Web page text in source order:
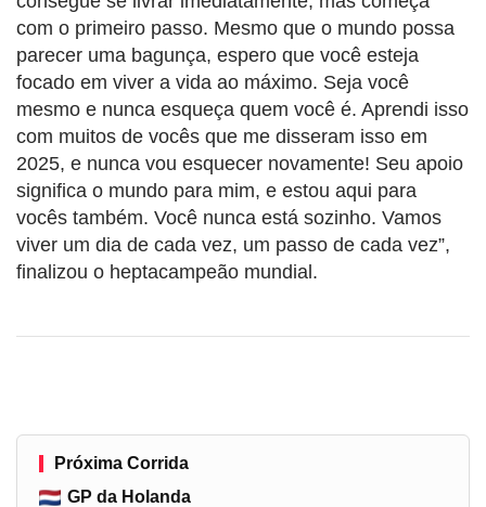
com o primeiro passo. Mesmo que o mundo possa
parecer uma bagunça, espero que você esteja
focado em viver a vida ao máximo. Seja você
mesmo e nunca esqueça quem você é. Aprendi isso
com muitos de vocês que me disseram isso em
2025, e nunca vou esquecer novamente! Seu apoio
significa o mundo para mim, e estou aqui para
vocês também. Você nunca está sozinho. Vamos
viver um dia de cada vez, um passo de cada vez”,
finalizou o heptacampeão mundial.
Próxima Corrida
GP da Holanda